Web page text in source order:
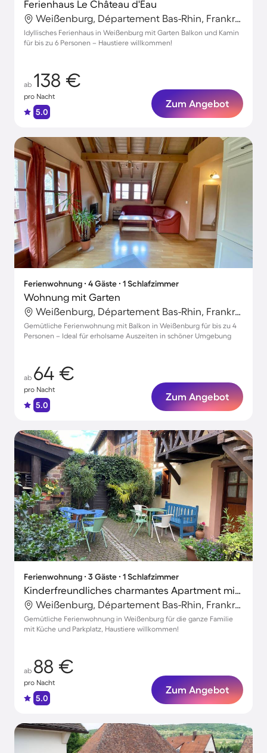
Ferienhaus Le Château d'Eau
Weißenburg, Département Bas-Rhin, Frankreich
Idyllisches Ferienhaus in Weißenburg mit Garten Balkon und Kamin
für bis zu 6 Personen – Haustiere willkommen!
ab 138 €
pro Nacht
5.0
Zum Angebot
Ferienwohnung ∙ 4 Gäste ∙ 1 Schlafzimmer
Wohnung mit Garten
Weißenburg, Département Bas-Rhin, Frankreich
Gemütliche Ferienwohnung mit Balkon in Weißenburg für bis zu 4
Personen – Ideal für erholsame Auszeiten in schöner Umgebung
ab 64 €
pro Nacht
5.0
Zum Angebot
Ferienwohnung ∙ 3 Gäste ∙ 1 Schlafzimmer
Kinderfreundliches charmantes Apartment mit Terrasse | Haustiere sind willkommen
Weißenburg, Département Bas-Rhin, Frankreich
Gemütliche Ferienwohnung in Weißenburg für die ganze Familie
mit Küche und Parkplatz, Haustiere willkommen!
ab 88 €
pro Nacht
5.0
Zum Angebot